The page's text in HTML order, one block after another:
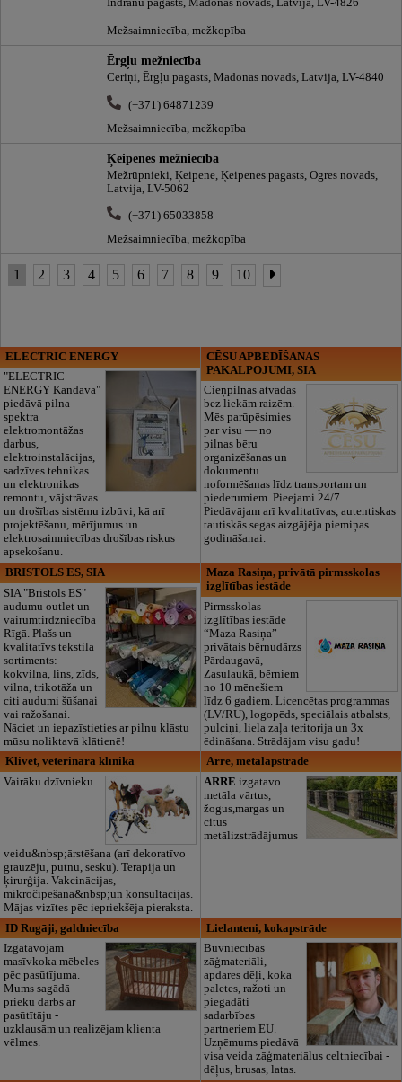
Indrānu pagasts, Madonas novads, Latvija, LV-4826
Mežsaimniecība, mežkopība
Ērgļu mežniecība
Ceriņi, Ērgļu pagasts, Madonas novads, Latvija, LV-4840
(+371) 64871239
Mežsaimniecība, mežkopība
Ķeipenes mežniecība
Mežrūpnieki, Ķeipene, Ķeipenes pagasts, Ogres novads,
Latvija, LV-5062
(+371) 65033858
Mežsaimniecība, mežkopība
1 2 3 4 5 6 7 8 9 10
ELECTRIC ENERGY
"ELECTRIC
ENERGY Kandava"
piedāvā pilna
spektra
elektromontāžas
darbus,
elektroinstalācijas,
sadzīves tehnikas
un elektronikas
remontu, vājstrāvas
un drošības sistēmu izbūvi, kā arī
projektēšanu, mērījumus un
elektrosaimniecības drošības riskus
apsekošanu.
CĒSU APBEDĪŠANAS
PAKALPOJUMI, SIA
Cieņpilnas atvadas
bez liekām raizēm.
Mēs parūpēsimies
par visu — no
pilnas bēru
organizēšanas un
dokumentu
noformēšanas līdz transportam un
piederumiem. Pieejami 24/7.
Piedāvājam arī kvalitatīvas, autentiskas
tautiskās segas aizgājēja piemiņas
godināšanai.
BRISTOLS ES, SIA
SIA "Bristols ES"
audumu outlet un
vairumtirdzniecība
Rīgā. Plašs un
kvalitatīvs tekstila
sortiments:
kokvilna, lins, zīds,
vilna, trikotāža un
citi audumi šūšanai
vai ražošanai.
Nāciet un iepazīstieties ar pilnu klāstu
mūsu noliktavā klātienē!
Maza Rasiņa, privātā pirmsskolas
izglītības iestāde
Pirmsskolas
izglītības iestāde
“Maza Rasiņa” –
privātais bērnudārzs
Pārdaugavā,
Zasulaukā, bērniem
no 10 mēnešiem
līdz 6 gadiem. Licencētas programmas
(LV/RU), logopēds, speciālais atbalsts,
pulciņi, liela zaļa teritorija un 3x
ēdināšana. Strādājam visu gadu!
Klivet, veterinārā klīnika
Vairāku dzīvnieku
veidu&nbsp;ārstēšana (arī dekoratīvo
grauzēju, putnu, sesku). Terapija un
ķirurģija. Vakcinācijas,
mikročipēšana&nbsp;un konsultācijas.
Mājas vizītes pēc iepriekšēja pieraksta.
Arre, metālapstrāde
ARRE izgatavo
metāla vārtus,
žogus,margas un
citus
metālizstrādājumus
ID Rugāji, galdniecība
Izgatavojam
masīvkoka mēbeles
pēc pasūtījuma.
Mums sagādā
prieku darbs ar
pasūtītāju -
uzklausām un realizējam klienta
vēlmes.
Lielanteni, kokapstrāde
Būvniecības
zāģmateriāli,
apdares dēļi, koka
paletes, ražoti un
piegadāti
sadarbības
partneriem EU.
Uzņēmums piedāvā
visa veida zāģmateriālus celtniecībai -
dēļus, brusas, latas.